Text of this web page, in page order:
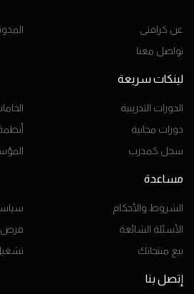
عن كرافتى
تواصل معنا
لينكات سريعة
الدورات التدريبية
دورات مجانية
سجل كمدرب
مساعدة
الشروط والأحكام
الأسئلة الشائعة
فرص
بيع منتجاتك
إتصل بنا